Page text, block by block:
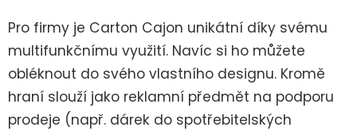
Pro firmy je Carton Cajon unikátní díky svému
multifunkčnímu využití. Navíc si ho můžete
obléknout do svého vlastního designu. Kromě
hraní slouží jako reklamní předmět na podporu
prodeje (např. dárek do spotřebitelských